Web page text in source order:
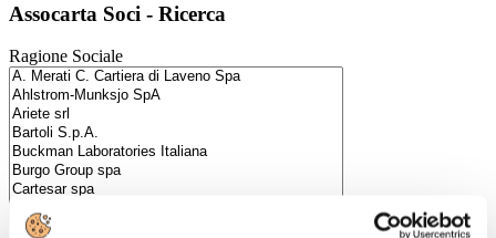
Assocarta Soci - Ricerca
Ragione Sociale